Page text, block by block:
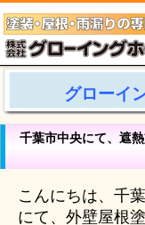
グローイ
千葉市中央にて、遮
こんにちは、千
にて、外壁屋根